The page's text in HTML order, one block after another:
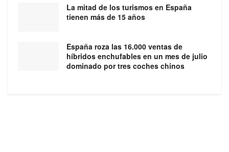
La mitad de los turismos en España
tienen más de 15 años
España roza las 16.000 ventas de
híbridos enchufables en un mes de julio
dominado por tres coches chinos